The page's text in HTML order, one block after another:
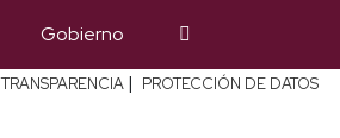
Gobierno
TRANSPARENCIA | PROTECCIÓN DE DATOS